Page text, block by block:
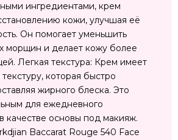
ингредиентами, крем
кожи, улучшая её
Он помогает уменьшить
морщин и делает кожу более
Легкая текстура: Крем имеет
которая быстро
жирного блеска. Это
для ежедневного
качестве основы под макияж.
Baccarat Rouge 540 Face